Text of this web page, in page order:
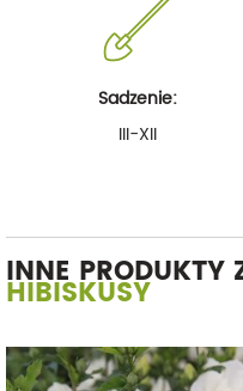
Sadzenie:
III-XII
INNE PRODUKTY
HIBISKUSY